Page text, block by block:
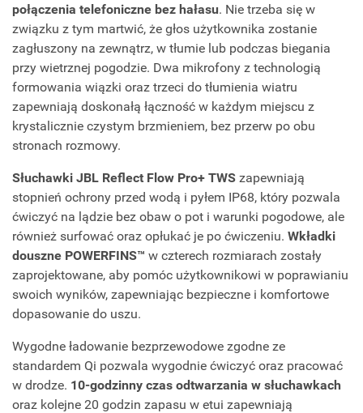
połączenia telefoniczne bez hałasu. Nie trzeba się w
związku z tym martwić, że głos użytkownika zostanie
zagłuszony na zewnątrz, w tłumie lub podczas biegania
przy wietrznej pogodzie. Dwa mikrofony z technologią
formowania wiązki oraz trzeci do tłumienia wiatru
zapewniają doskonałą łączność w każdym miejscu z
krystalicznie czystym brzmieniem, bez przerw po obu
stronach rozmowy.
Słuchawki JBL Reflect Flow Pro+ TWS zapewniają
stopnień ochrony przed wodą i pyłem IP68, który pozwala
ćwiczyć na lądzie bez obaw o pot i warunki pogodowe, ale
również surfować oraz opłukać je po ćwiczeniu. Wkładki
douszne POWERFINS™ w czterech rozmiarach zostały
zaprojektowane, aby pomóc użytkownikowi w poprawianiu
swoich wyników, zapewniając bezpieczne i komfortowe
dopasowanie do uszu.
Wygodne ładowanie bezprzewodowe zgodne ze
standardem Qi pozwala wygodnie ćwiczyć oraz pracować
w drodze. 10-godzinny czas odtwarzania w słuchawkach
oraz kolejne 20 godzin zapasu w etui zapewniają